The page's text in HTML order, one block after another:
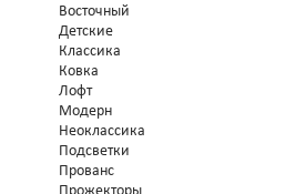
Восточный
Детские
Классика
Ковка
Лофт
Модерн
Неоклассика
Подсветки
Прованс